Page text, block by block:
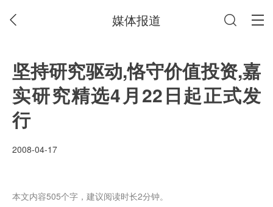
媒体报道
坚持研究驱动,恪守价值投资,嘉
实研究精选4月22日起正式发
行
2008-04-17
本文内容505个字，建议阅读时长2分钟。